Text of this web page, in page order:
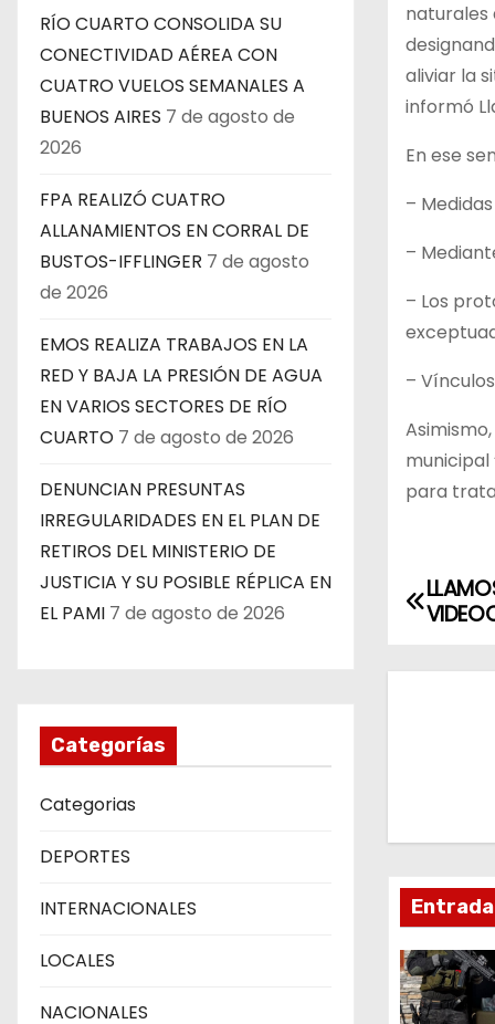
RÍO CUARTO CONSOLIDA SU
CONECTIVIDAD AÉREA CON
CUATRO VUELOS SEMANALES A
BUENOS AIRES 7 de agosto de
2026
FPA REALIZÓ CUATRO
ALLANAMIENTOS EN CORRAL DE
BUSTOS-IFFLINGER 7 de agosto
de 2026
EMOS REALIZA TRABAJOS EN LA
RED Y BAJA LA PRESIÓN DE AGUA
EN VARIOS SECTORES DE RÍO
CUARTO 7 de agosto de 2026
DENUNCIAN PRESUNTAS
IRREGULARIDADES EN EL PLAN DE
RETIROS DEL MINISTERIO DE
JUSTICIA Y SU POSIBLE RÉPLICA EN
EL PAMI 7 de agosto de 2026
Categorías
Categorias
DEPORTES
INTERNACIONALES
LOCALES
NACIONALES
naturales
aliviar la
informó
En ese
–
–
– Los
–
municipal
para
N
c
i
ó